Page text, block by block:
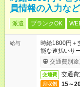
員情報の入力など
派遣 ブランクOK
給与
時給1800円
能な速払いサ
交通費別途
交通費 交通費
月収例 15～